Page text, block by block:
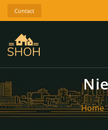
Contact
Home